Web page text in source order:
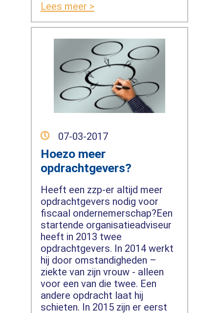
Lees meer >
07-03-2017
Hoezo meer
opdrachtgevers?
Heeft een zzp-er altijd meer
opdrachtgevers nodig voor
fiscaal ondernemerschap?Een
startende organisatieadviseur
heeft in 2013 twee
opdrachtgevers. In 2014 werkt
hij door omstandigheden –
ziekte van zijn vrouw - alleen
voor een van die twee. Een
andere opdracht laat hij
schieten. In 2015 zijn er eerst